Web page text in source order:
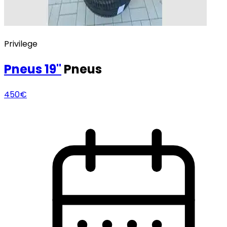
Privilege
Pneus19" Pneus
450€